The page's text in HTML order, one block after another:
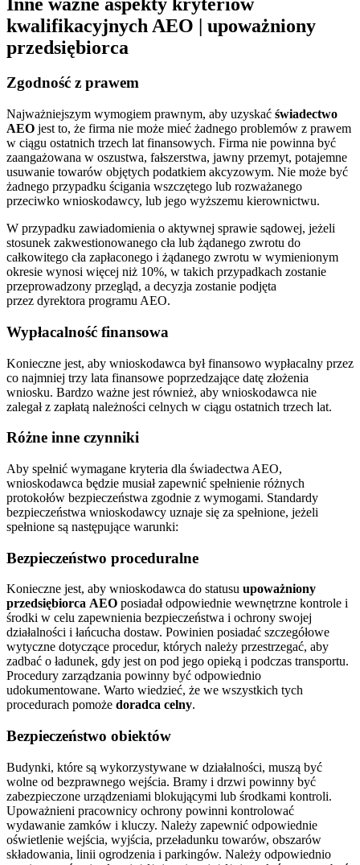
kwalifikacyjnych AEO | upoważniony
przedsiębiorca
Zgodność z prawem
Najważniejszym wymogiem prawnym, aby uzyskać świadectwo
AEO jest to, że firma nie może mieć żadnego problemów z prawem
w ciągu ostatnich trzech lat finansowych. Firma nie powinna być
zaangażowana w oszustwa, fałszerstwa, jawny przemyt, potajemne
usuwanie towarów objętych podatkiem akcyzowym. Nie może być
żadnego przypadku ścigania wszczętego lub rozważanego
przeciwko wnioskodawcy, lub jego wyższemu kierownictwu.
W przypadku zawiadomienia o aktywnej sprawie sądowej, jeżeli
stosunek zakwestionowanego cła lub żądanego zwrotu do
całkowitego cła zapłaconego i żądanego zwrotu w wymienionym
okresie wynosi więcej niż 10%, w takich przypadkach zostanie
przeprowadzony przegląd, a decyzja zostanie podjęta
przez dyrektora programu AEO.
Wypłacalność finansowa
Konieczne jest, aby wnioskodawca był finansowo wypłacalny przez
co najmniej trzy lata finansowe poprzedzające datę złożenia
wniosku. Bardzo ważne jest również, aby wnioskodawca nie
zalegał z zapłatą należności celnych w ciągu ostatnich trzech lat.
Różne inne czynniki
Aby spełnić wymagane kryteria dla świadectwa AEO,
wnioskodawca będzie musiał zapewnić spełnienie różnych
protokołów bezpieczeństwa zgodnie z wymogami. Standardy
bezpieczeństwa wnioskodawcy uznaje się za spełnione, jeżeli
spełnione są następujące warunki:
Bezpieczeństwo proceduralne
Konieczne jest, aby wnioskodawca do statusu upoważniony
przedsiębiorca AEO posiadał odpowiednie wewnętrzne kontrole i
środki w celu zapewnienia bezpieczeństwa i ochrony swojej
działalności i łańcucha dostaw. Powinien posiadać szczegółowe
wytyczne dotyczące procedur, których należy przestrzegać, aby
zadbać o ładunek, gdy jest on pod jego opieką i podczas transportu.
Procedury zarządzania powinny być odpowiednio
udokumentowane. Warto wiedzieć, że we wszystkich tych
procedurach pomoże doradca celny.
Bezpieczeństwo obiektów
Budynki, które są wykorzystywane w działalności, muszą być
wolne od bezprawnego wejścia. Bramy i drzwi powinny być
zabezpieczone urządzeniami blokującymi lub środkami kontroli.
Upoważnieni pracownicy ochrony powinni kontrolować
wydawanie zamków i kluczy. Należy zapewnić odpowiednie
oświetlenie wejścia, wyjścia, przeładunku towarów, obszarów
składowania, linii ogrodzenia i parkingów. Należy odpowiednio